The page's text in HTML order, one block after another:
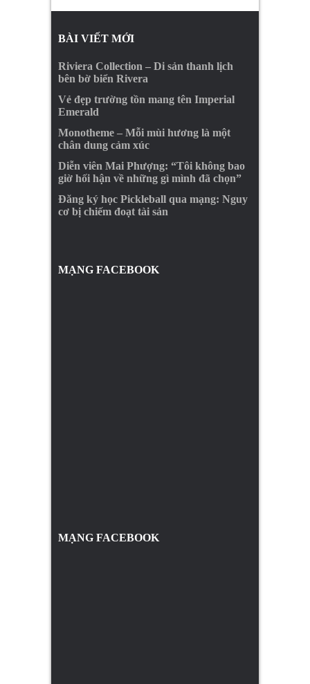
BÀI VIẾT MỚI
Riviera Collection – Di sản thanh lịch
bên bờ biển Rivera
Vẻ đẹp trường tồn mang tên Imperial
Emerald
Monotheme – Mỗi mùi hương là một
chân dung cảm xúc
Diễn viên Mai Phượng: “Tôi không bao
giờ hối hận về những gì mình đã chọn”
Đăng ký học Pickleball qua mạng: Nguy
cơ bị chiếm đoạt tài sản
MẠNG FACEBOOK
MẠNG FACEBOOK